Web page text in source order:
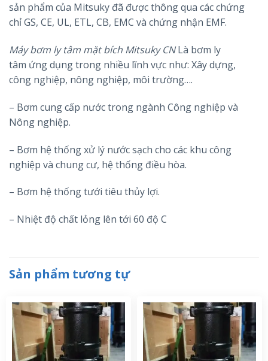
sản phẩm của Mitsuky đã được thông qua các chứng
chỉ GS, CE, UL, ETL, CB, EMC và chứng nhận EMF.
Máy bơm ly tâm mặt bích Mitsuky CNLà bơm ly
tâm ứng dụng trong nhiều lĩnh vực như: Xây dựng,
công nghiệp, nông nghiệp, môi trường….
– Bơm cung cấp nước trong ngành Công nghiệp và
Nông nghiệp.
– Bơm hệ thống xử lý nước sạch cho các khu công
nghiệp và chung cư, hệ thống điều hòa.
– Bơm hệ thống tưới tiêu thủy lợi.
– Nhiệt độ chất lỏng lên tới 60 độ C
Sản phẩm tương tự